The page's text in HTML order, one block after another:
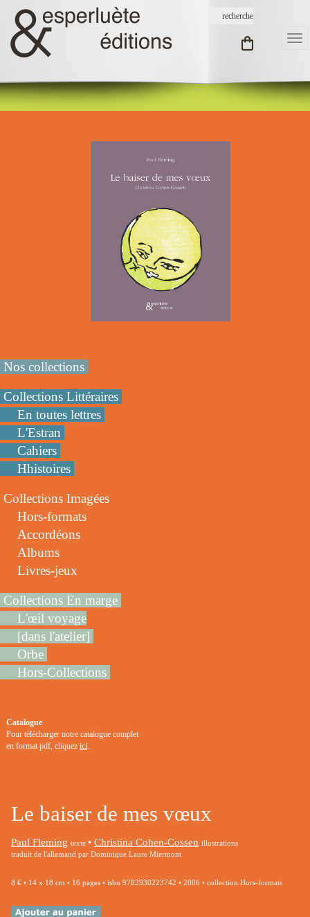
Nos collections
Collections Littéraires
En toutes lettres
L'Estran
Cahiers
Hhistoires
Collections Imagées
Hors-formats
Accordéons
Albums
Livres-jeux
Collections En marge
L'œil voyage
[dans l'atelier]
Orbe
Hors-Collections
Catalogue
Pour télécharger notre catalogue complet
en format pdf, cliquez ici
Le baiser de mes vœux
Paul Fleming texte • Christina Cohen-Cossen illustrations
traduit de l'allemand par Dominique Laure Miermont
8 € • 14 x 18 cm • 16 pages • isbn 9782930223742 • 2006 • collection Hors-formats